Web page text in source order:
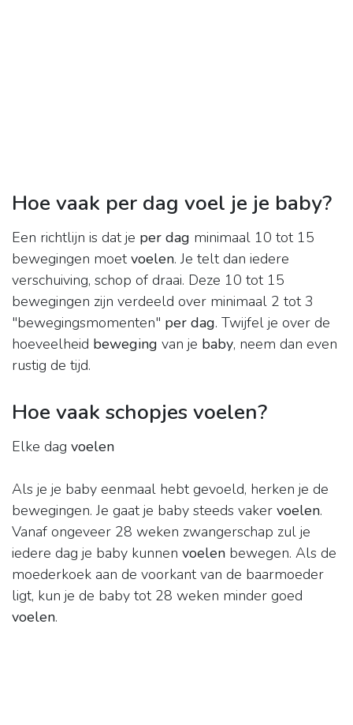
Hoe vaak per dag voel je je baby?
Een richtlijn is dat je per dag minimaal 10 tot 15
bewegingen moetvoelen. Je telt dan iedere
verschuiving, schop of draai. Deze 10 tot 15
bewegingen zijn verdeeld over minimaal 2 tot 3
"bewegingsmomenten" per dag. Twijfel je over de
hoeveelheid beweging van je baby, neem dan even
rustig de tijd.
Hoe vaak schopjes voelen?
Elke dag voelen
Als je je baby eenmaal hebt gevoeld, herken je de
bewegingen. Je gaat je baby steeds vaker voelen.
Vanaf ongeveer 28 weken zwangerschap zul je
iedere dag je baby kunnen voelen bewegen. Als de
moederkoek aan de voorkant van de baarmoeder
ligt, kun je de baby tot 28 weken minder goed
voelen.